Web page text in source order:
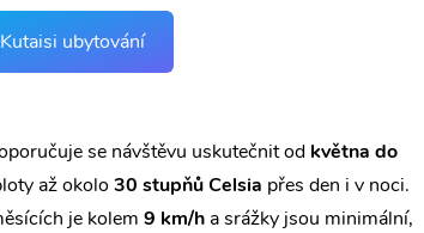
Kutaisi ubytování
se návštěvu uskutečnit od května do
až okolo 30 stupňů Celsia přes den i v noci.
je kolem 9 km/h a srážky jsou minimální,